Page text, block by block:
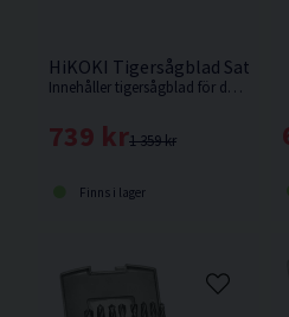
HiKOKI Tigersågblad Sats 12-
Innehåller tigersågblad för de vanligaste arbetsområderna.
1 359 kr
739 kr
Finns i lager